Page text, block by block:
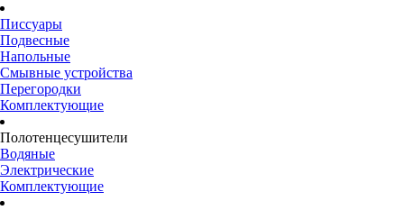
Писсуары
Подвесные
Напольные
Смывные устройства
Перегородки
Комплектующие
Полотенцесушители
Водяные
Электрические
Комплектующие